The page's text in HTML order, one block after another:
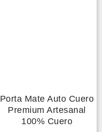
Porta Mate Auto Cuero
Premium Artesanal
100% Cuero